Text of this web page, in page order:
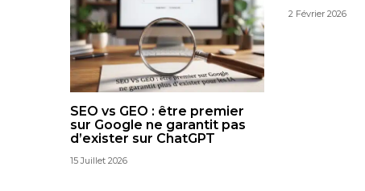
SEO vs GEO : être premier
sur Google ne garantit pas
d’exister sur ChatGPT
15 Juillet 2026
2 Février 2026